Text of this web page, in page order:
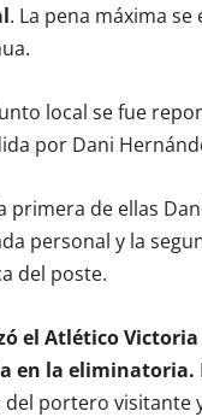
. La pena máxima
local se fue
por Dani
primera de ellas
personal y la
del poste.
el Atlético
en la eliminatoria.
del portero visitante